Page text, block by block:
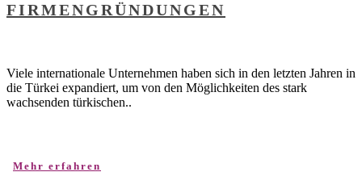
FIRMENGRÜNDUNGEN
Viele internationale Unternehmen haben sich in den letzten Jahren in
die Türkei expandiert, um von den Möglichkeiten des stark
wachsenden türkischen..
Mehr erfahren